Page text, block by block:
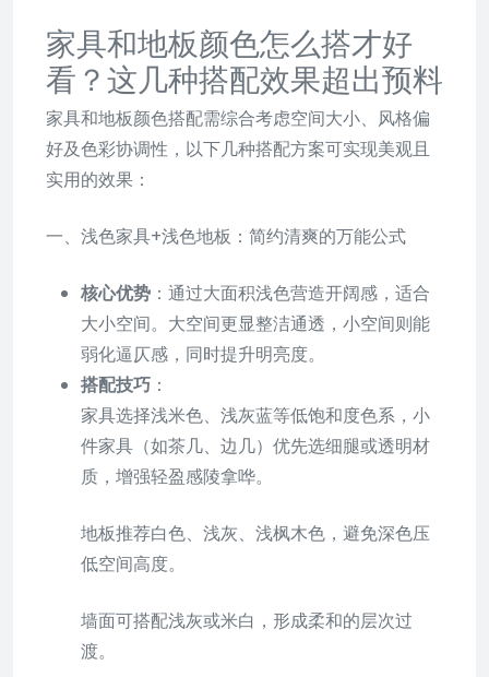
家具和地板颜色怎么搭才好
看？这几种搭配效果超出预料
家具和地板颜色搭配需综合考虑空间大小、风格偏
好及色彩协调性，以下几种搭配方案可实现美观且
实用的效果：
一、浅色家具+浅色地板：简约清爽的万能公式
核心优势 ：通过大面积浅色营造开阔感，适合
大小空间。大空间更显整洁通透，小空间则能
弱化逼仄感，同时提升明亮度。
搭配技巧 ：
家具选择浅米色、浅灰蓝等低饱和度色系，小
件家具（如茶几、边几）优先选细腿或透明材
质，增强轻盈感陵拿哗。
地板推荐白色、浅灰、浅枫木色，避免深色压
低空间高度。
墙面可搭配浅灰或米白，形成柔和的层次过
渡。